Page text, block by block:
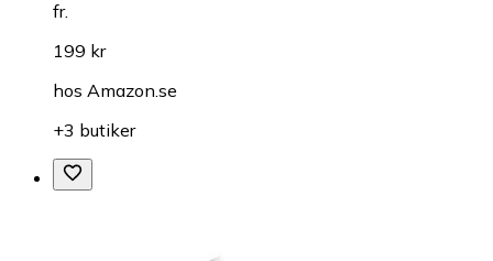
fr.
199 kr
hos Amazon.se
+3 butiker